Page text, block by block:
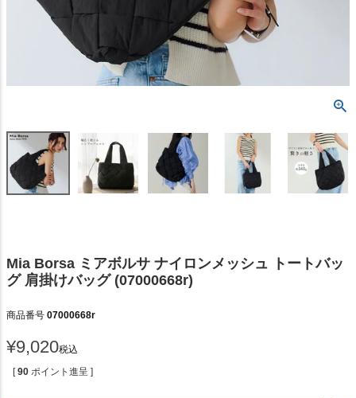
Mia Borsa ミアボルサ ナイロンメッシュ トートバッ
グ 肩掛けバッグ (07000668r)
商品番号 07000668r
¥9,020税込
[ 90 ポイント進呈 ]